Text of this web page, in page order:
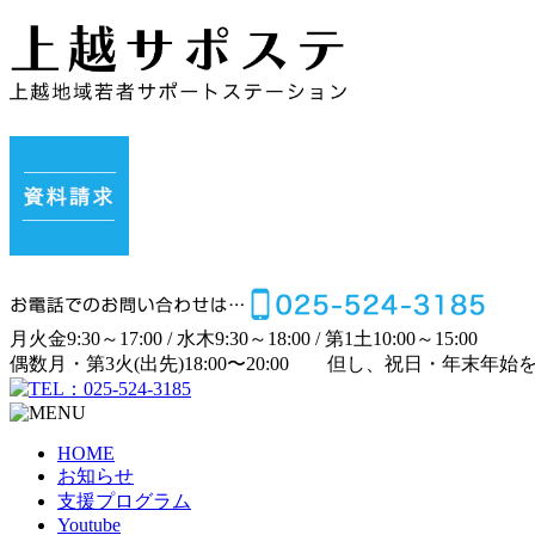
月 火金9:30～17:00 / 水木9:30～18:00 /第1土10:00～15:00
偶数月・第3火(出先)18:00〜20:00 但し、祝日・年末年始
HOME
お知らせ
支援プログラム
Youtube